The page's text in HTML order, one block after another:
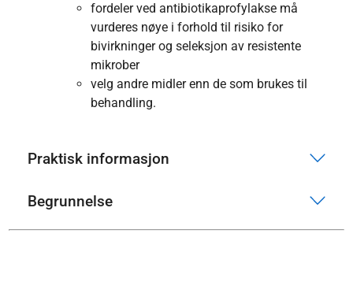
fordeler ved antibiotikaprofylakse må
vurderes nøye i forhold til risiko for
bivirkninger og seleksjon av resistente
mikrober
velg andre midler enn de som brukes til
behandling.
Praktisk informasjon
Begrunnelse